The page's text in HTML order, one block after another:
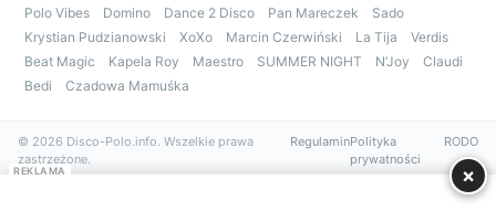
Polo Vibes Domino Dance 2 Disco Pan Mareczek
Sado
Krystian Pudzianowski
XoXo Marcin Czerwiński La Tija
Verdis
Beat Magic
Kapela Roy Maestro SUMMER NIGHT N’Joy
Claudi
Bedi
Czadowa Mamuśka
© 2026 Disco-Polo.info. Wszelkie prawa
zastrzeżone.
RegulaminPolityka
prywatności
RODO
REKLAMA ×